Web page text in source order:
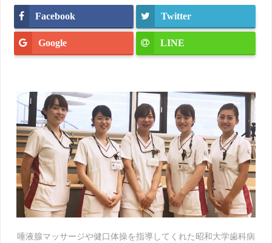
Facebook Twitter
Google LINE
唾液腺マッサージや健口体操を指導してくれた昭和大学歯科病